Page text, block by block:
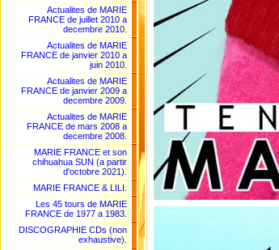
Actualites de MARIE
FRANCE de juillet 2010 a
decembre 2010.
Actualites de MARIE
FRANCE de janvier 2010 a
juin 2010.
Actualites de MARIE
FRANCE de janvier 2009 a
decembre 2009.
Actualites de MARIE
FRANCE de mars 2008 a
decembre 2008.
MARIE FRANCE et son
chihuahua SUN (a partir
d'octobre 2021).
MARIE FRANCE & LILI.
Les 45 tours de MARIE
FRANCE de 1977 a 1983.
DISCOGRAPHIE CDs (non
exhaustive).